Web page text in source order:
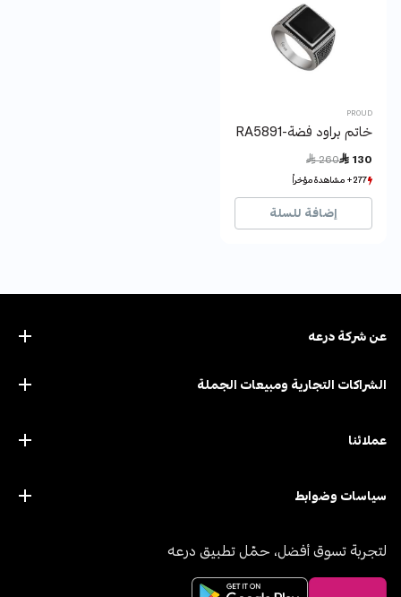
PROUD
خاتم براود فضة-RA5891
 130
Price reduced from
 260
277+ مشاهدة مؤخراً
21+ بيع مؤخراً
277+ مشاهدة مؤخراً
21+ بيع مؤخراً
إضافة للسلة
عن ﺷﺮﻛﺔ درﻋﻪ
الشراكات التجارية ومبيعات الجملة
عملائنا
سياسات وضوابط
لتجربة تسوق أفضل، حمّل تطبيق درعه